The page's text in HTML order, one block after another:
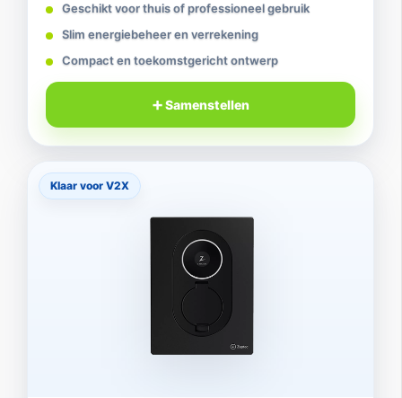
Geschikt voor thuis of professioneel gebruik
Slim energiebeheer en verrekening
Compact en toekomstgericht ontwerp
➕ Samenstellen
Klaar voor V2X